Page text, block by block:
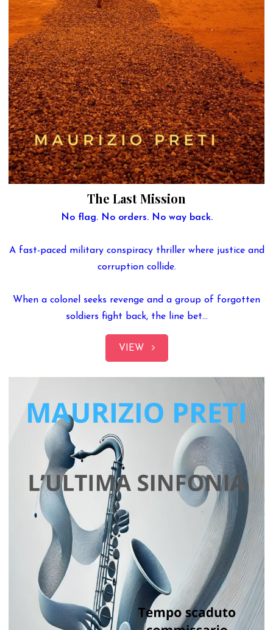
The Last Mission
No flag. No orders. No way back.
A fast-paced military conspiracy thriller where justice and
corruption collide.
When a colonel seeks revenge and a group of forgotten
soldiers fight back, the line bet...
VIEW